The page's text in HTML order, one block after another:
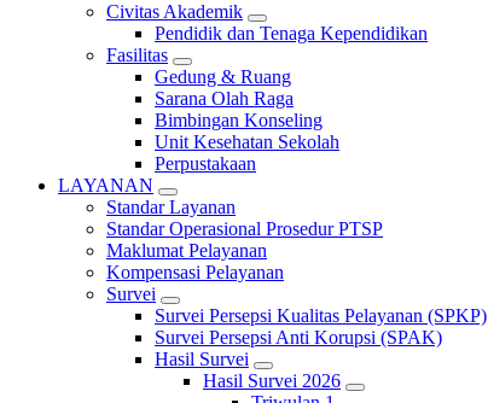
Civitas Akademik
Pendidik dan Tenaga Kependidikan
Fasilitas
Gedung & Ruang
Sarana Olah Raga
Bimbingan Konseling
Unit Kesehatan Sekolah
Perpustakaan
LAYANAN
Standar Layanan
Standar Operasional Prosedur PTSP
Maklumat Pelayanan
Kompensasi Pelayanan
Survei
Survei Persepsi Kualitas Pelayanan (SPKP)
Survei Persepsi Anti Korupsi (SPAK)
Hasil Survei
Hasil Survei 2026